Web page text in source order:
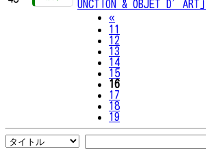
UNCTION & OBJET D’ART」
«Previous
11
12
13
14
15
16
17
18
19